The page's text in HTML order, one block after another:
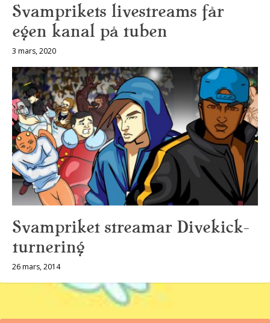
Svamprikets livestreams får
egen kanal på tuben
3 mars, 2020
Svampriket streamar Divekick-
turnering
26 mars, 2014